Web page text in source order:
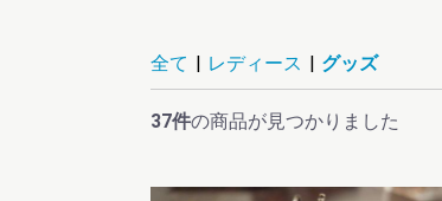
全て | レディース | グッズ
37件の商品が見つかりました